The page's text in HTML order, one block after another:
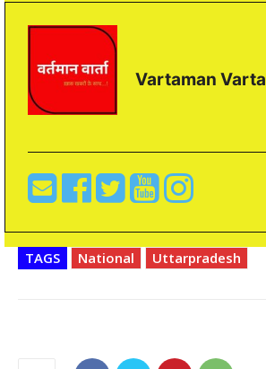
Vartaman Varta
TAGS National Uttarpradesh